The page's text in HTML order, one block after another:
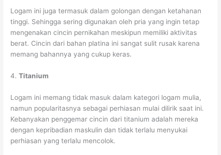
Logam ini juga termasuk dalam golongan dengan ketahanan
tinggi. Sehingga sering digunakan oleh pria yang ingin tetap
mengenakan cincin pernikahan meskipun memiliki aktivitas
berat. Cincin dari bahan platina ini sangat sulit rusak karena
memang bahannya yang cukup keras.
4.Titanium
Logam ini memang tidak masuk dalam kategori logam mulia,
namun popularitasnya sebagai perhiasan mulai dilirik saat ini.
Kebanyakan penggemar cincin dari titanium adalah mereka
dengan kepribadian maskulin dan tidak terlalu menyukai
perhiasan yang terlalu mencolok.